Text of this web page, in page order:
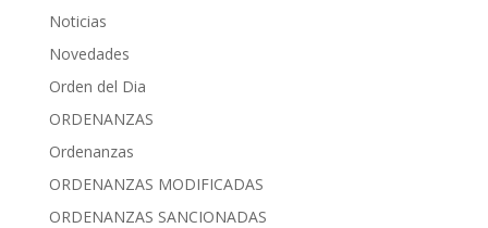
Noticias
Novedades
Orden del Dia
ORDENANZAS
Ordenanzas
ORDENANZAS MODIFICADAS
ORDENANZAS SANCIONADAS